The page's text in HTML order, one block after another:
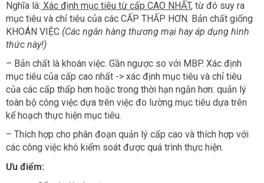
Nghĩa là: Xác định mục tiêu từ cấp CAO NHẤT, từ đó suy ra
mục tiêu và chỉ tiêu của các CẤP THẤP HƠN. Bản chất giống
KHOÁN VIỆC (Các ngân hàng thương mại hay áp dụng hình
thức này!)
– Bản chất là khoán việc. Gần ngược so với MBP. Xác định
mục tiêu của cấp cao nhất -> xác định mục tiêu và chỉ tiêu
của các cấp thấp hơn hoặc trong thời hạn ngắn hơn: quản lý
toàn bộ công việc dựa trên việc đo lường mục tiêu dựa trên
kế hoạch thực hiện mục tiêu.
– Thích hợp cho phân đoạn quản lý cấp cao và thích hợp với
các công việc khó kiểm soát được quá trình thực hiện.
Ưu điểm: